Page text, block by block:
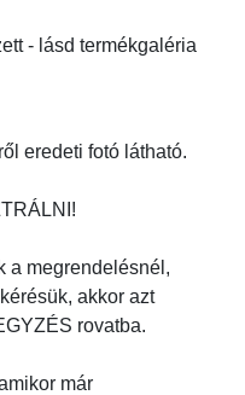
- lásd termékgaléria
eredeti fotó látható.
a megrendelésnél,
akkor azt
rovatba.
már